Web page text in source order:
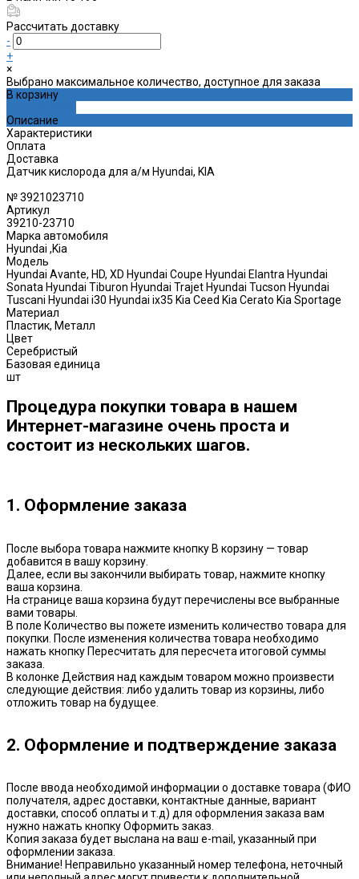
Рассчитать доставку
-
+
×
Выбрано максимальное количество, доступное для заказа
В корзину
Описание
Характеристики
Оплата
Доставка
Датчик кислорода для а/м Hyundai, KIA
№ 3921023710
Артикул
39210-23710
Марка автомобиля
Hyundai ,Kia
Модель
Hyundai Avante, HD, XD Hyundai Coupe Hyundai Elantra Hyundai
Sonata Hyundai Tiburon Hyundai Trajet Hyundai Tucson Hyundai
Tuscani Hyundai i30 Hyundai ix35 Kia Ceed Kia Cerato Kia Sportage
Материал
Пластик, Металл
Цвет
Серебристый
Базовая единица
шт
Процедура покупки товара в нашем
Интернет-магазине очень проста и
состоит из нескольких шагов.
1. Оформление заказа
После выбора товара нажмите кнопку В корзину — товар
добавится в вашу корзину.
Далее, если вы закончили выбирать товар, нажмите кнопку
ваша корзина.
На странице ваша корзина будут перечислены все выбранные
вами товары.
В поле Количество вы пожете изменить количество товара для
покупки. После изменения количества товара необходимо
нажать кнопку Пересчитать для пересчета итоговой суммы
заказа.
В колонке Действия над каждым товаром можно произвести
следующие действия: либо удалить товар из корзины, либо
отложить товар на будущее.
2. Оформление и подтверждение заказа
После ввода необходимой информации о доставке товара (ФИО
получателя, адрес доставки, контактные данные, вариант
доставки, способ оплаты и т.д) для оформления заказа вам
нужно нажать кнопку Оформить заказ.
Копия заказа будет выслана на ваш e-mail, указанный при
оформлении заказа.
Внимание! Неправильно указанный номер телефона, неточный